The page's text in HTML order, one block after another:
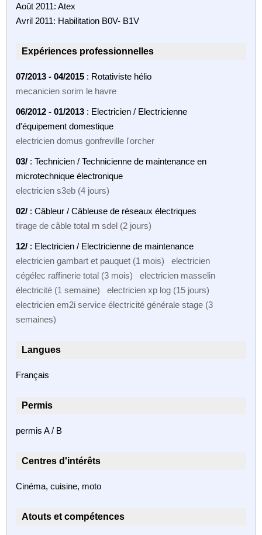
Août 2011: Atex
Avril 2011: Habilitation B0V- B1V
Expériences professionnelles
07/2013 - 04/2015 : Rotativiste hélio
mecanicien sorim le havre
06/2012 - 01/2013 : Electricien / Electricienne
d'équipement domestique
electricien domus gonfreville l'orcher
03/ : Technicien / Technicienne de maintenance en
microtechnique électronique
electricien s3eb (4 jours)
02/ : Câbleur / Câbleuse de réseaux électriques
tirage de câble total rn sdel (2 jours)
12/ : Electricien / Electricienne de maintenance
electricien gambart et pauquet (1 mois) electricien
cégélec raffinerie total (3 mois) electricien masselin
électricité (1 semaine) electricien xp log (15 jours)
electricien em2i service électricité générale stage (3
semaines)
Langues
Français
Permis
permis A / B
Centres d'intérêts
Cinéma, cuisine, moto
Atouts et compétences